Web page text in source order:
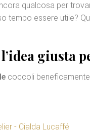
qualcosa per
tempo essere utile?
giusta
coccoli
- Cialda Lucaffé